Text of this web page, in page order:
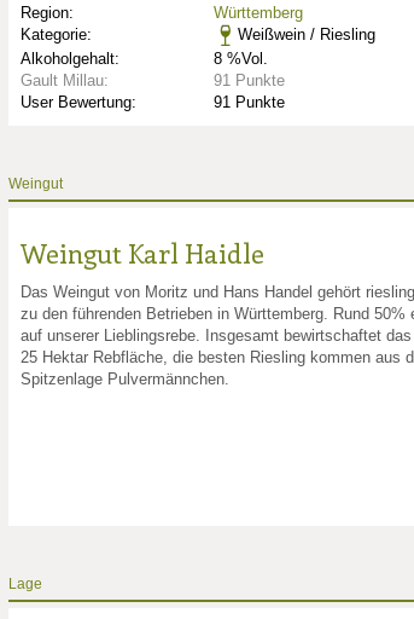
Region:
Württemberg
Kategorie:
Weißwein / Riesling
Alkoholgehalt:
8 %Vol.
Gault Millau:
91 Punkte
User Bewertung:
91 Punkte
Weingut
Weingut Karl Haidle
Das Weingut von Moritz und Hans Handel gehört
zu den führenden Betrieben in Württemberg. Rund 50%
auf unserer Lieblingsrebe. Insgesamt bewirtschaftet
25 Hektar Rebfläche, die besten Riesling kommen aus
Spitzenlage Pulvermännchen.
Lage